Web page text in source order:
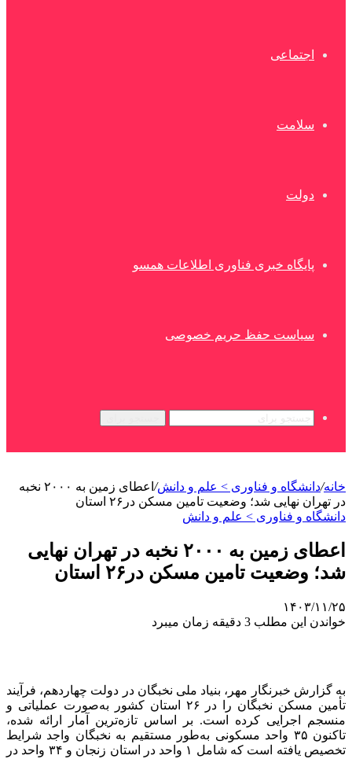
اجتماعی
سلامت
دولت
پایگاه خبری فناوری اطلاعات همسو
سیاست حفظ حریم خصوصی
خانه/دانشگاه و فناوری > علم و دانش/
اعطای زمین به ۲۰۰۰ نخبه
در تهران نهایی شد؛ وضعیت تامین مسکن در۲۶ استان
دانشگاه و فناوری > علم و دانش
اعطای زمین به ۲۰۰۰ نخبه در تهران نهایی
شد؛ وضعیت تامین مسکن در۲۶ استان
۱۴۰۳/۱۱/۲۵
خواندن این مطلب 3 دقیقه زمان میبرد
به گزارش خبرنگار مهر، بنیاد ملی نخبگان در دولت چهاردهم، فرآیند
تأمین مسکن نخبگان را در ۲۶ استان کشور به‌صورت عملیاتی و
منسجم اجرایی کرده است. بر اساس تازه‌ترین آمار ارائه شده،
تاکنون ۳۵ واحد مسکونی به‌طور مستقیم به نخبگان واجد شرایط
تخصیص یافته است که شامل ۱ واحد در استان زنجان و ۳۴ واحد در